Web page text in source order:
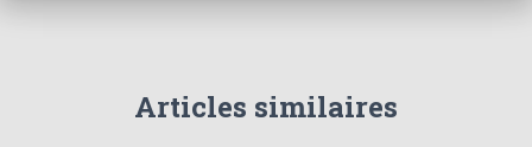
Articles similaires